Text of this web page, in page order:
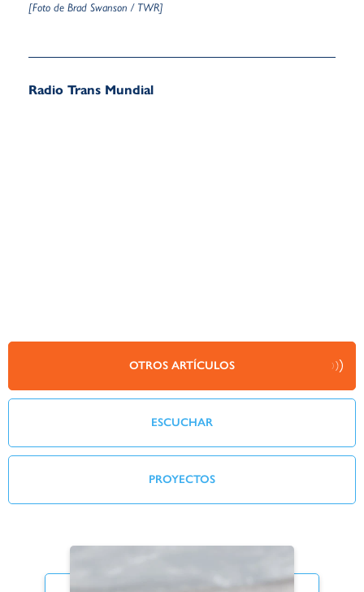
[Foto de Brad Swanson / TWR]
Radio Trans Mundial
OTROS ARTÍCULOS
ESCUCHAR
PROYECTOS